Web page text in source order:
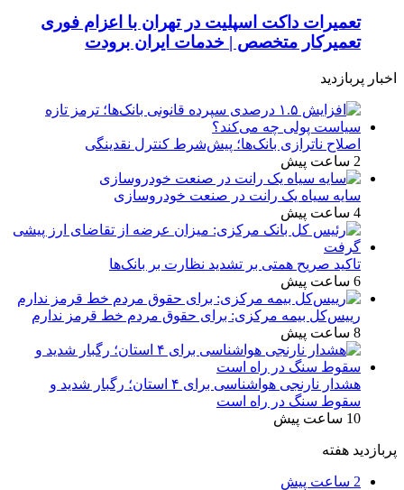
تعمیرات داکت اسپلیت در تهران با اعزام فوری
تعمیرکار متخصص | خدمات ایران برودت
اخبار پربازدید
اصلاح ناترازی بانک‌ها؛ پیش‌شرط کنترل نقدینگی
2 ساعت پیش
سایه سیاه یک رانت در صنعت خودروسازی
4 ساعت پیش
تاکید صریح همتی بر تشدید نظارت بر بانک‌ها
6 ساعت پیش
رییس‌کل بیمه مرکزی: برای حقوق مردم خط قرمز ندارم
8 ساعت پیش
هشدار نارنجی هواشناسی برای ۴ استان؛ رگبار شدید و
سقوط سنگ در راه است
10 ساعت پیش
پربازدید هفته
2 ساعت پیش